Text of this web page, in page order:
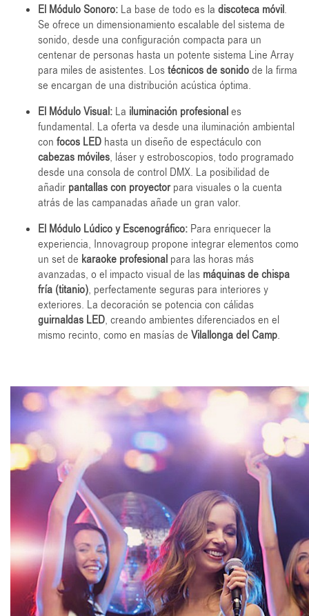
El Módulo Sonoro: La base de todo es la discoteca móvil.
Se ofrece un dimensionamiento escalable del sistema de
sonido, desde una configuración compacta para un
centenar de personas hasta un potente sistema Line Array
para miles de asistentes. Lostécnicos de sonidode la firma
se encargan de una distribución acústica óptima.
El Módulo Visual: La iluminación profesionales
fundamental. La oferta va desde una iluminación ambiental
con focos LED hasta un diseño de espectáculo con
cabezas móviles, láser y estroboscopios, todo programado
desde una consola de control DMX. La posibilidad de
añadir pantallas con proyectorpara visuales o la cuenta
atrás de las campanadas añade un gran valor.
El Módulo Lúdico y Escenográfico: Para enriquecer la
experiencia, Innovagroup propone integrar elementos como
un set de karaoke profesional para las horas más
avanzadas, o el impacto visual de las máquinas de chispa
fría (titanio), perfectamente seguras para interiores y
exteriores. La decoración se potencia con cálidas
guirnaldas LED, creando ambientes diferenciados en el
mismo recinto, como en masías de Vilallonga del Camp.